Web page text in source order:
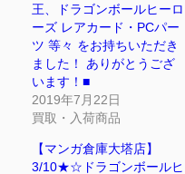
王、ドラゴンボールヒーロ
ーズ レアカード・PCパー
ツ 等々 をお持ちいただき
ました！ ありがとうござ
います！■
2019年7月22日
買取・入荷商品
【マンガ倉庫大塔店】
3/10★☆ドラゴンボールヒ